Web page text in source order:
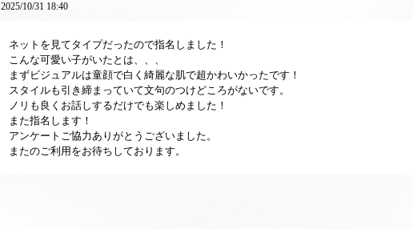
2025/10/31 18:40
ネットを見てタイプだったので指名しました！
こんな可愛い子がいたとは、、、
まずビジュアルは童顔で白く綺麗な肌で超かわいかったです！
スタイルも引き締まっていて文句のつけどころがないです。
ノリも良くお話しするだけでも楽しめました！
また指名します！
アンケートご協力ありがとうございました。
またのご利用をお待ちしております。